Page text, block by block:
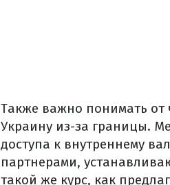
Также важно понимать от
Украину из-за границы.
доступа к внутреннему
партнерами,
такой же курс, как